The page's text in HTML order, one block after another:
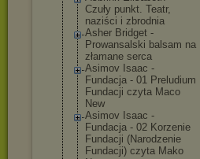
Czuły punkt. Teatr,
naziści i zbrodnia
Asher Bridget -
Prowansalski balsam na
złamane serca
Asimov Isaac -
Fundacja - 01 Preludium
Fundacji czyta Maco
New
Asimov Isaac -
Fundacja - 02 Korzenie
Fundacji (Narodzenie
Fundacji) czyta Mako